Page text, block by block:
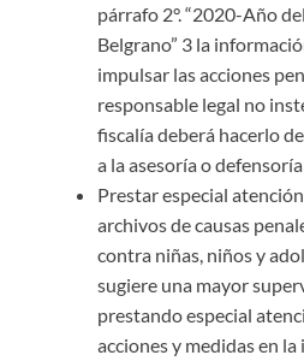
párrafo 2°. “2020-Año
Belgrano” 3 la
impulsar las acciones
responsable legal no
fiscalía deberá hacerlo
a la asesoría o
Prestar especial
archivos de causas
contra niñas, niños y
sugiere una mayor
prestando especial
acciones y medidas en